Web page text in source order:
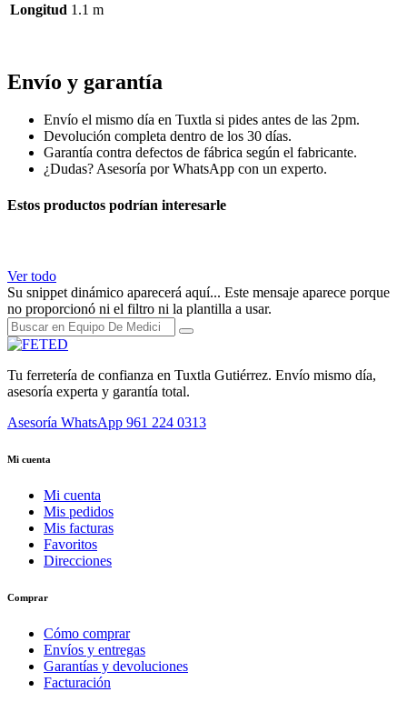
Longitud 1.1 m
Envío y garantía
Envío el mismo día en Tuxtla si pides antes de las 2pm.
Devolución completa dentro de los 30 días.
Garantía contra defectos de fábrica según el fabricante.
¿Dudas? Asesoría por WhatsApp con un experto.
Estos productos podrían interesarle
Ver todo
Su snippet dinámico aparecerá aquí... Este mensaje aparece porque
no proporcionó ni el filtro ni la plantilla a usar.
Tu ferretería de confianza en Tuxtla Gutiérrez. Envío mismo día,
asesoría experta y garantía total.
Asesoría WhatsApp 961 224 0313
Mi cuenta
Mi cuenta
Mis pedidos
Mis facturas
Favoritos
Direcciones
Comprar
Cómo comprar
Envíos y entregas
Garantías y devoluciones
Facturación